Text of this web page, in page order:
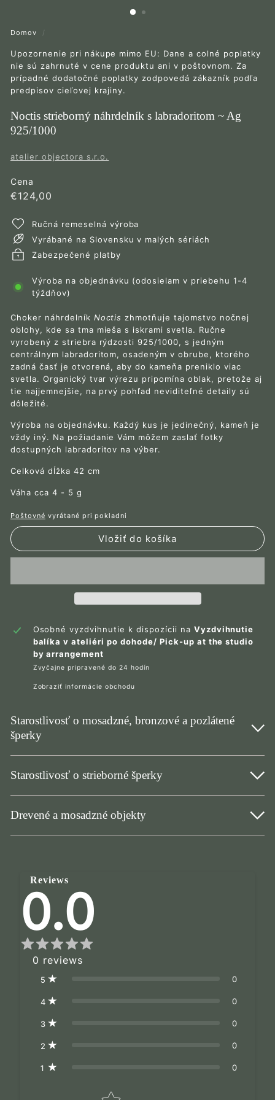
Domov /
Upozornenie pri nákupe mimo EU: Dane a colné poplatky
nie sú zahrnuté v cene produktu ani v poštovnom. Za
prípadné dodatočné poplatky zodpovedá zákazník podľa
predpisov cieľovej krajiny.
Noctis strieborný náhrdelník s labradoritom ~ Ag
925/1000
atelier objectora s.r.o.
Cena
Bežná
€124,00
Ručná remeselná výroba
Vyrábané na Slovensku v malých sériách
Zabezpečené platby
Výroba na objednávku (odosielam v priebehu 1-4
týždňov)
Choker náhrdelník Noctis zhmotňuje tajomstvo nočnej
oblohy, kde sa tma mieša s iskrami svetla. Ručne
vyrobený z striebra rýdzosti 925/1000, s jedným
centrálnym labradoritom, osadeným v obrube, ktorého
zadná časť je otvorená, aby do kameňa preniklo viac
svetla. Organický tvar výrezu pripomína oblak, pretože aj
tie najjemnejšie, na prvý pohľad neviditeľné detaily sú
dôležité.
Výroba na objednávku. Každý kus je jedinečný, kameň je
vždy iný. Na požiadanie Vám môžem zaslať fotky
dostupných labradoritov na výber.
Celková dĺžka 42 cm
Váha cca 4 - 5 g
Poštovné vyrátané pri pokladni
Vložiť do košíka
Osobné vyzdvihnutie k dispozícii na Vyzdvihnutie
balíka v ateliéri po dohode/ Pick-up at the studio
by arrangement
Zvyčajne pripravené do 24 hodín
Zobraziť informácie obchodu
Starostlivosť o mosadzné, bronzové a pozlátené
šperky
Starostlivosť o strieborné šperky
Drevené a mosadzné objekty
Reviews
0.0
0 reviews
5 0
4 0
3 0
2 0
1 0
Star rating